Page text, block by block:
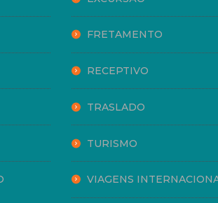
FRETAMENTO
RECEPTIVO
TRASLADO
TURISMO
VIAGENS